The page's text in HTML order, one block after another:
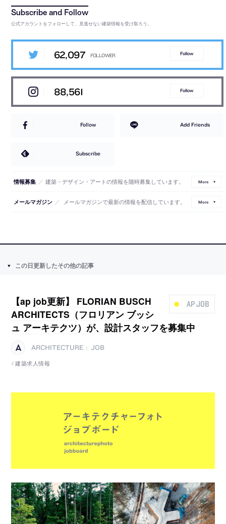
公式アカウントをフォローして、見逃せない建築情報を受け取ろう。
62,097 Follow
88,561 Follow
Follow Add Friends
Subscribe
情報募集 ／ 建築・デザイン・アートの情報を随時募集しています。 More
メールマガジン ／ メールマガジンで最新の情報を配信しています。 More
この日更新したその他の記事
AP JOB
【ap job更新】 FLORIAN BUSCH
ARCHITECTS（フロリアン ブッシ
ュ アーキテクツ）が、設計スタッフを募集中
ARCHITECTURE
JOB
建築求人情報